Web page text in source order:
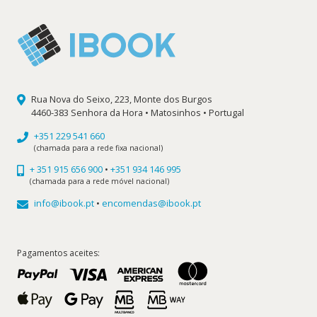
Rua Nova do Seixo, 223, Monte dos Burgos
4460-383 Senhora da Hora • Matosinhos • Portugal
+351 229 541 660
(chamada para a rede fixa nacional)
+ 351 915 656 900 • +351 934 146 995
(chamada para a rede móvel nacional)
info@ibook.pt • encomendas@ibook.pt
Pagamentos aceites: